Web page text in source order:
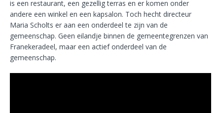
is een restaurant, een gezellig terras en er komen onder
andere een winkel en een kapsalon. Toch hecht directeur
Maria Scholts er aan een onderdeel te zijn van de
gemeenschap. Geen eilandje binnen de gemeentegrenzen van
Franekeradeel, maar een actief onderdeel van de
gemeenschap.